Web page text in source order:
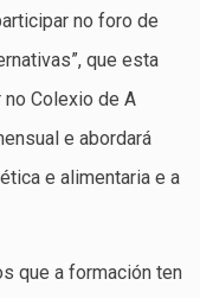
no foro de
que esta
Colexio de A
e abordará
e alimentaria e a
que a formación ten